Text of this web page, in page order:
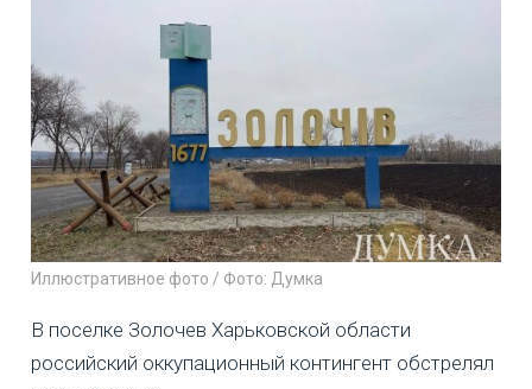
Иллюстративное фото / Фото: Думка
В поселке Золочев Харьковской области
российский оккупационный контингент обстрелял